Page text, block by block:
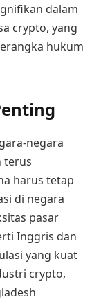
dalam
crypto, yang
hukum
negara
terus
harus tetap
di negara
pasar
Inggris dan
yang kuat
crypto,